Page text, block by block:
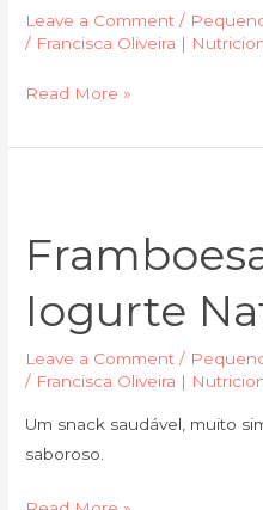
Leave a Comment /
/ Francisca Oliveira |
Read More »
Iogurte
Leave a Comment /
/ Francisca Oliveira |
Um snack saudável, muito
saboroso.
iogurte
natural